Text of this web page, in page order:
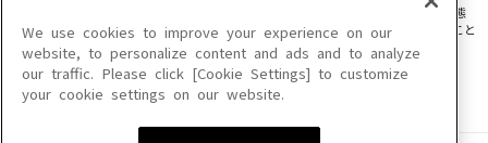
このサイトに掲載されている一切の文章・画像・写真・動画・音声等を、手段や形態
を問わず、著作権法の定める範囲を超えて無断で複製、転載、ファイル化などすること
を禁じます。
楽曲及びコンテンツは、機種によりご利用いただけない場合があります。
楽曲及びコンテンツの配信日、配信内容が変更になる場合があります。
We use cookies to improve your experience on our
website, to personalize content and ads and to analyze
our traffic. Please click [Cookie Settings] to customize
your cookie settings on our website.